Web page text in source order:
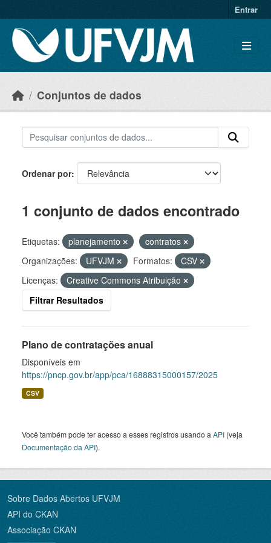
Entrar
Conjuntos de dados
Ordenar por
1 conjunto de dados encontrado
Etiquetas: planejamento
contratos
Organizações:
UFVJM Formatos:
CSV
Licenças:
Creative Commons Atribuição
Filtrar Resultados
Plano de contratações anual
Disponíveis em
https://pncp.gov.br/app/pca/16888315000157/2025
CSV
Você também pode ter acesso a esses registros usando a API (veja
Documentação da API).
Sobre Dados Abertos UFVJM
API do CKAN
Associação CKAN